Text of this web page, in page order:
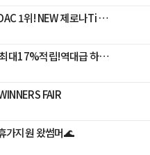
[블루밍][싸이벡스]26년 ADAC 1위! NEW 제로나Ti 론칭LIVE
[🔴LIVE]선착순 추가할인+최대17%적립!역대급 하기스 브랜드데이🎈
FAIR
가지원 왔썸머🌊